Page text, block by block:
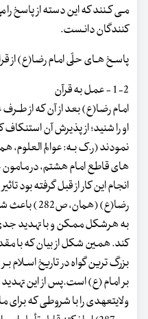
مـی کـنند که این دسته از پاسخ
کنندگان دانـست.
پاسـخ هـای حلّی امام رضا(ع) از
1-2 - عمل به قرآن
امام رضا(ع) بعد از آن که از
او را شنید؛ از پذیرش آن استنکاف
های قاطع امام هشتم، در
انجام این کار از قبل گرفته بود
رضا(ع)
به هرشکل ممکن و با تهدید
کند. همین شکل از بیان که با
بزرگ ترین گواه در تاریخ اسـلام
بر امام (ع) است.پس از این
ولایت‏عهدی را با شروطی که برای